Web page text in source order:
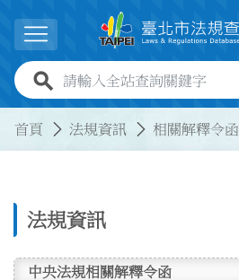
展開選單
全站查詢關鍵字欄位
首頁 法規資訊 相關解釋令函
法規資訊
中央法規相關解釋令函